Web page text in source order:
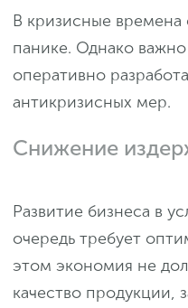
В кризисные времена
панике. Однако
оперативно
антикризисных мер.
Снижение
Развитие бизнеса в
очередь требует
этом экономия не
качество продукции,